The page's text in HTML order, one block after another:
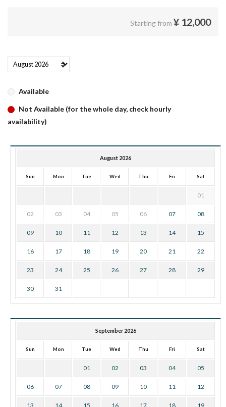
Starting from ¥ 12,000
Available
Not Available (for the whole day, check hourly
availability)
August 2026
Sun Mon Tue Wed Thu Fri Sat
01
02 03 04 05 06 07 08
09 10 11 12 13 14 15
16 17 18 19 20 21 22
23 24 25 26 27 28 29
30 31
September 2026
Sun Mon Tue Wed Thu Fri Sat
01 02 03 04 05
06 07 08 09 10 11 12
13 14 15 16 17 18 19